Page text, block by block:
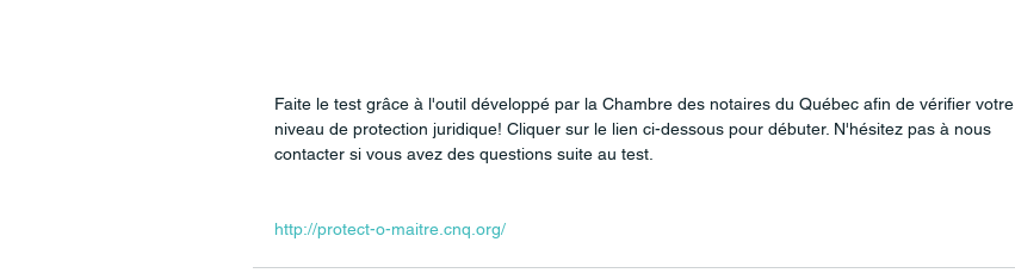
Faite le test grâce à l'outil développé par la Chambre des notaires du Québec afin de vérifier votre
niveau de protection juridique! Cliquer sur le lien ci-dessous pour débuter. N'hésitez pas à nous
contacter si vous avez des questions suite au test.
http://protect-o-maitre.cnq.org/